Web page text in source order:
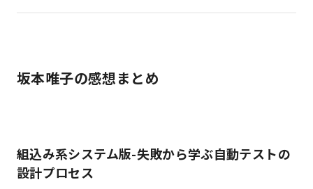
坂本唯子の感想まとめ
組込み系システム版-失敗から学ぶ自動テストの
設計プロセス